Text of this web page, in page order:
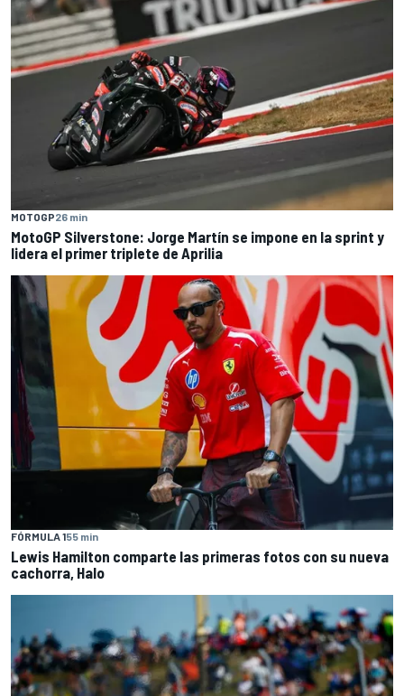
MOTOGP26 min
MotoGP Silverstone: Jorge Martín se impone en la sprint y
lidera el primer triplete de Aprilia
FÓRMULA 155 min
Lewis Hamilton comparte las primeras fotos con su nueva
cachorra, Halo